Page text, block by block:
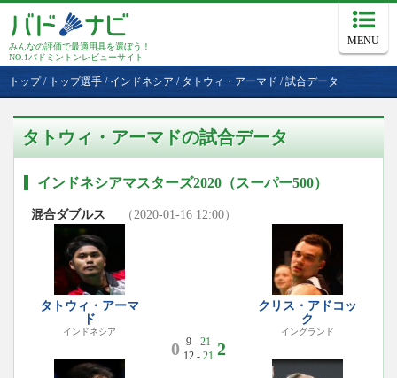
みんなの評価で最適用具を選ぼう！
NO.1バドミントンレビューサイト
MENU
トップ/ トップ選手 / インドネシア / タトウィ・アーマド /試合データ
タトウィ・アーマドの試合データ
インドネシアマスターズ2020（スーパー500）
混合ダブルス （2020-01-16 12:00）
タトウィ・アーマ
ド
インドネシア
0 9 - 21
12 - 21 2
クリス・アドコッ
ク
イングランド